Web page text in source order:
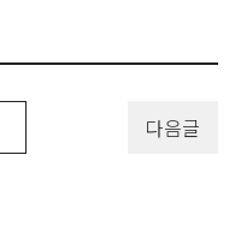
다음글